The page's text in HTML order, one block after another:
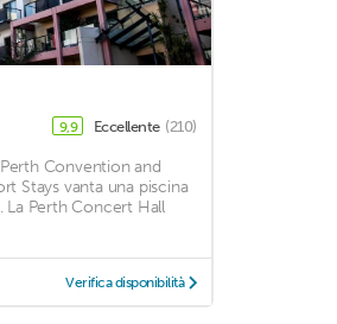
9,9 Eccellente (210)
Convention and
Stays vanta una piscina
La Perth Concert Hall
Verifica disponibilità